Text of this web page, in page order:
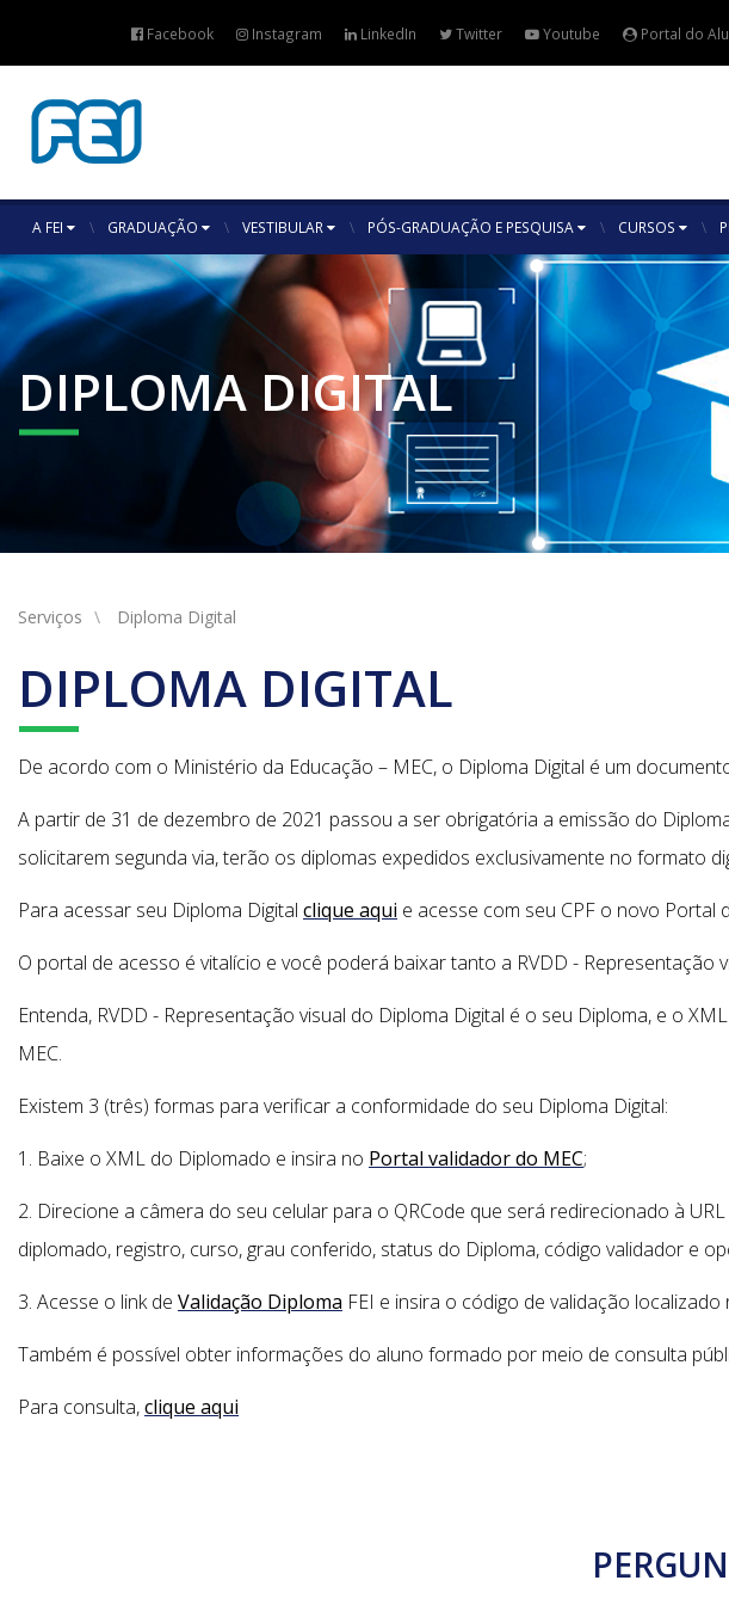
Facebook Instagram LinkedIn Twitter Youtube Portal do
A FEI GRADUAÇÃO VESTIBULAR PÓS-GRADUAÇÃO E PESQUISA CURSOS
DIPLOMA DIGITAL
Serviços Diploma Digital
DIPLOMA DIGITAL
De acordo com o Ministério da Educação – MEC, o Diploma Digital é um
A partir de 31 de dezembro de 2021 passou a ser obrigatória a emissão do
solicitarem segunda via, terão os diplomas expedidos exclusivamente no formato
Para acessar seu Diploma Digital clique aqui e acesse com seu CPF o novo Portal
O portal de acesso é vitalício e você poderá baixar tanto a RVDD -
Entenda, RVDD - Representação visual do Diploma Digital é o seu Diploma, e o
MEC.
Existem 3 (três) formas para verificar a conformidade do seu Diploma Digital:
1. Baixe o XML do Diplomado e insira no Portal validador do MEC;
2. Direcione a câmera do seu celular para o QRCode que será redirecionado à
diplomado, registro, curso, grau conferido, status do Diploma, código validador e
3. Acesse o link de Validação Diploma FEI e insira o código de validação
Também é possível obter informações do aluno formado por meio de consulta
Para consulta,clique aqui